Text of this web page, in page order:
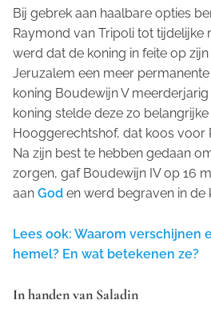
Bij gebrek aan haalbare opties
Raymond van Tripoli tot tijdelijke
werd dat de koning in feite op
Jeruzalem een meer
koning Boudewijn V
koning stelde deze zo
Hooggerechtshof, dat koos voor
Na zijn best te hebben gedaan
zorgen, gaf Boudewijn IV op 16
aan God en werd begraven in de
Lees ook: Waarom verschijnen
hemel? En wat betekenen ze?
In handen van Saladin